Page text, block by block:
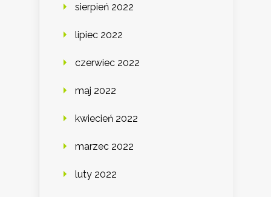
sierpień 2022
lipiec 2022
czerwiec 2022
maj 2022
kwiecień 2022
marzec 2022
luty 2022